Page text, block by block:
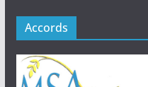
Accords